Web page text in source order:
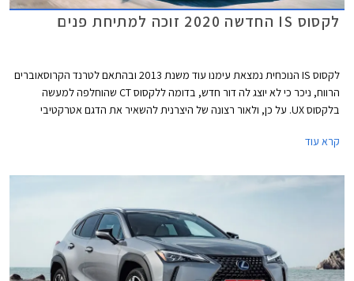
לקסוס IS החדשה 2020 זוכה למתיחת פנים
לקסוס IS הנוכחית נמצאת עימנו עוד משנת 2013 ובהתאם לטרנד הקרוסאוברים
הרווח, ניכר כי לא יוצג לה דור חדש, בדומה ללקסוס CT שהוחלפה למעשה
בלקסוס UX. על כן, ולאור רצונה של היצרנית להשאיר את הדגם אטרקטיבי
עיצוב חדש, החלפת חלקי שלדה, תא נוסעים מעודכן, ומערכות בידור ובטיחות
קרא עוד